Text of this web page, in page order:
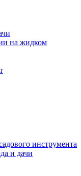
на жидком
инструмента
и дачи